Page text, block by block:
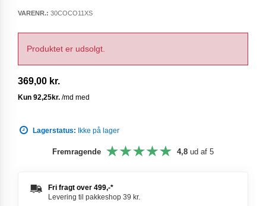
VARENR.: 30COCO11XS
Produktet er udsolgt.
369,00 kr.
Lagerstatus: Ikke på lager
Fremragende 4,8 ud af 5
Fri fragt over 499,-*
Levering til pakkeshop 39 kr.